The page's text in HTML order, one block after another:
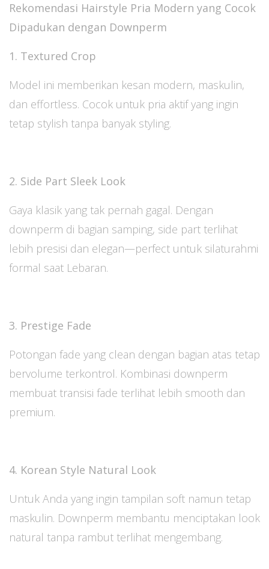
Rekomendasi Hairstyle Pria Modern yang Cocok
Dipadukan dengan Downperm
1. Textured Crop
Model ini memberikan kesan modern, maskulin,
dan effortless. Cocok untuk pria aktif yang ingin
tetap stylish tanpa banyak styling.
2. Side Part Sleek Look
Gaya klasik yang tak pernah gagal. Dengan
downperm di bagian samping, side part terlihat
lebih presisi dan elegan—perfect untuk silaturahmi
formal saat Lebaran.
3. Prestige Fade
Potongan fade yang clean dengan bagian atas tetap
bervolume terkontrol. Kombinasi downperm
membuat transisi fade terlihat lebih smooth dan
premium.
4. Korean Style Natural Look
Untuk Anda yang ingin tampilan soft namun tetap
maskulin. Downperm membantu menciptakan look
natural tanpa rambut terlihat mengembang.